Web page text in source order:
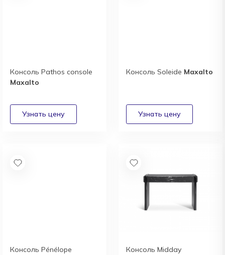
Консоль Pathos console
Maxalto
Консоль Soleide Maxalto
Консоль Pénélope
Консоль Midday